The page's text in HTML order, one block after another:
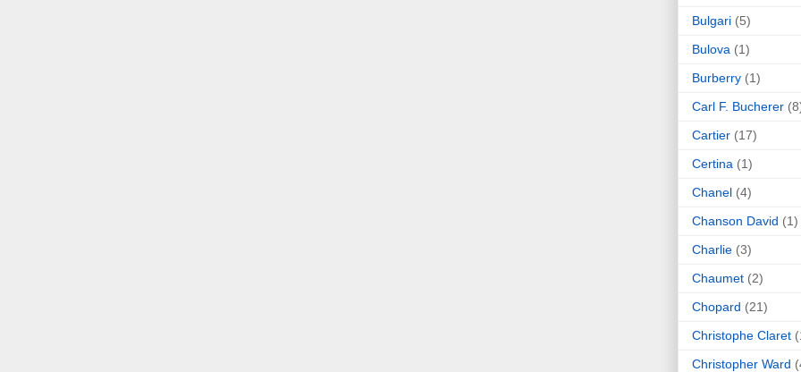
Bulgari (5)
Bulova (1)
Burberry (1)
Carl F. Bucherer
Cartier (17)
Certina (1)
Chanel (4)
Chanson David (1)
Charlie (3)
Chaumet (2)
Chopard (21)
Christophe Claret
Christopher Ward